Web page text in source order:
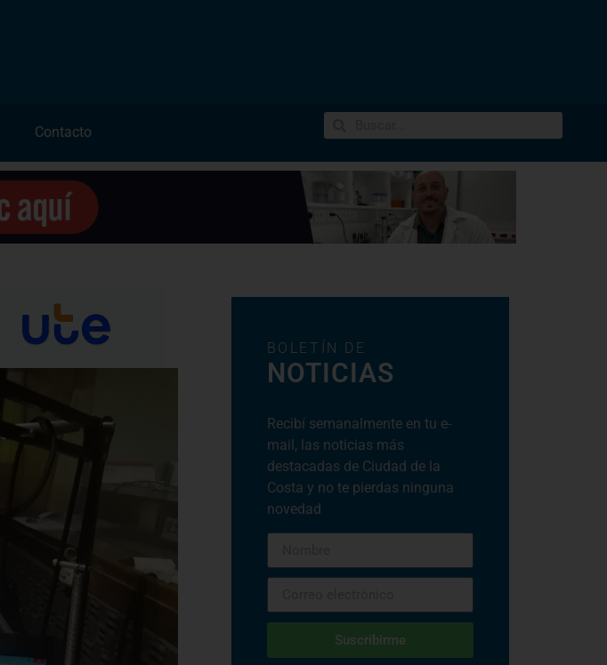
Contacto
BOLETÍN DE
NOTICIAS
Recibí semanalmente en tu e-
mail, las noticias más
destacadas de Ciudad de la
Costa y no te pierdas ninguna
novedad
Suscribirme